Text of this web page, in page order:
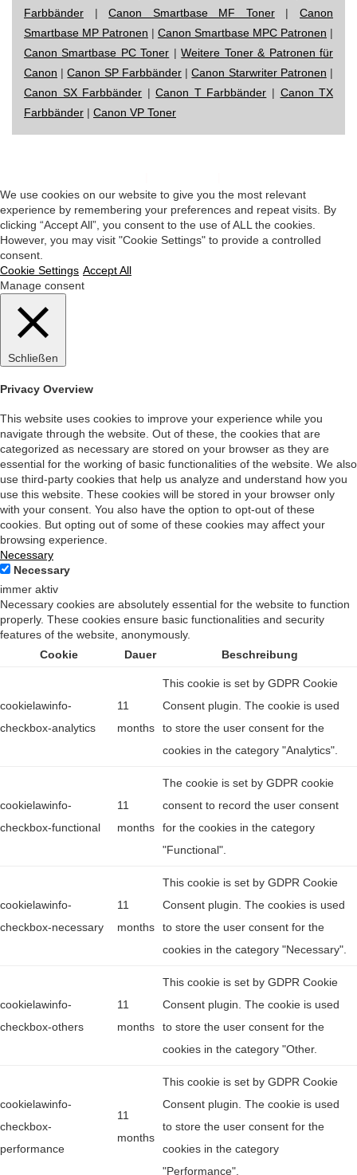
Farbbänder |Canon Smartbase MF Toner|Canon
Smartbase MP Patronen | Canon Smartbase MPC Patronen |
Canon Smartbase PC Toner |Weitere Toner & Patronen für
Canon |Canon SP Farbbänder|Canon Starwriter Patronen |
Canon SX Farbbänder |Canon T Farbbänder | Canon TX
Farbbänder | Canon VP Toner
We use cookies on our website to give you the most relevant
experience by remembering your preferences and repeat visits. By
clicking “Accept All”, you consent to the use of ALL the cookies.
However, you may visit "Cookie Settings" to provide a controlled
consent.
Cookie Settings Accept All
Manage consent
Schließen
Privacy Overview
This website uses cookies to improve your experience while you
navigate through the website. Out of these, the cookies that are
categorized as necessary are stored on your browser as they are
essential for the working of basic functionalities of the website. We also
use third-party cookies that help us analyze and understand how you
use this website. These cookies will be stored in your browser only
with your consent. You also have the option to opt-out of these
cookies. But opting out of some of these cookies may affect your
browsing experience.
Necessary
Necessary
immer aktiv
Necessary cookies are absolutely essential for the website to function
properly. These cookies ensure basic functionalities and security
features of the website, anonymously.
Cookie
Dauer Beschreibung
cookielawinfo-
checkbox-analytics
11
months
This cookie is set by GDPR Cookie
Consent plugin. The cookie is used
to store the user consent for the
cookies in the category "Analytics".
cookielawinfo-
checkbox-functional
11
months
The cookie is set by GDPR cookie
consent to record the user consent
for the cookies in the category
"Functional".
cookielawinfo-
checkbox-necessary
11
months
This cookie is set by GDPR Cookie
Consent plugin. The cookies is used
to store the user consent for the
cookies in the category "Necessary".
cookielawinfo-
checkbox-others
11
months
This cookie is set by GDPR Cookie
Consent plugin. The cookie is used
to store the user consent for the
cookies in the category "Other.
cookielawinfo-
checkbox-
performance
11
months
This cookie is set by GDPR Cookie
Consent plugin. The cookie is used
to store the user consent for the
cookies in the category
"Performance".